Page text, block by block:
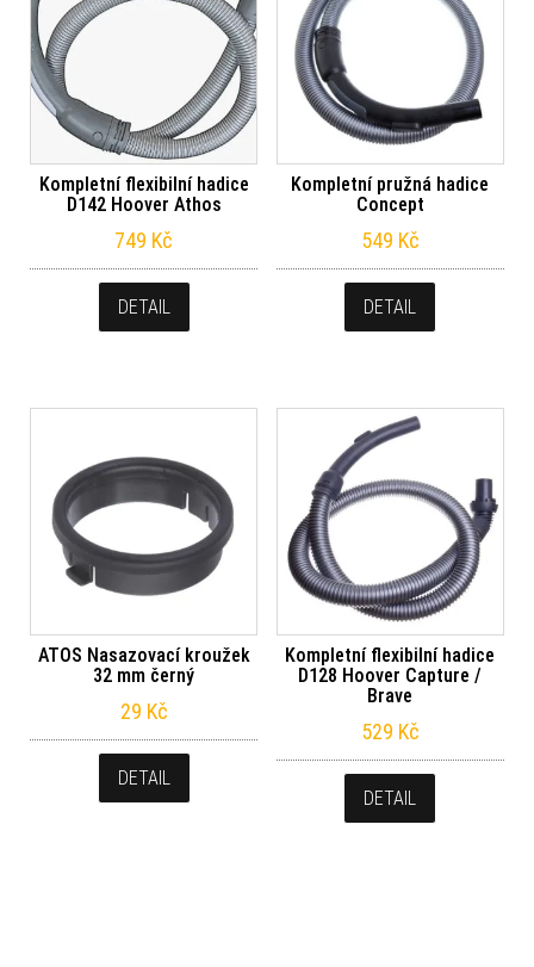
Kompletní flexibilní hadice
D142 Hoover Athos
749 Kč
DETAIL
Kompletní pružná hadice
Concept
549 Kč
DETAIL
ATOS Nasazovací kroužek
32 mm černý
29 Kč
DETAIL
Kompletní flexibilní hadice
D128 Hoover Capture /
Brave
529 Kč
DETAIL